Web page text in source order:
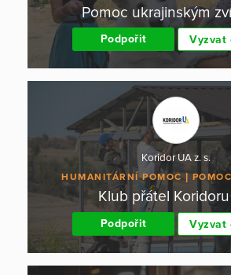
Pomoc ukrajinským
Podpořit Vyzvat
Koridor UA z. s.
HUMANITÁRNÍ POMOC
Klub přátel
Podpořit Vyzvat